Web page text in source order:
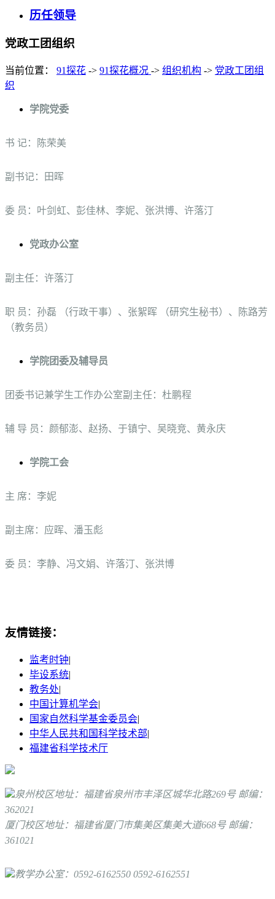
历任领导
党政工团组织
当前位置： 91探花 -> 91探花概况 -> 组织机构 -> 党政工团组
织
学院党委
书 记：陈荣美
副书记：田晖
委 员：叶剑虹、彭佳林、李妮、张洪博、许落汀
党政办公室
副主任：许落汀
职 员：孙磊 （行政干事）、张絮晖 （研究生秘书）、陈路芳
（教务员）
学院团委及辅导员
团委书记兼学生工作办公室副主任：杜鹏程
辅 导 员：颜郁澎、赵扬、于镇宁、吴晓竞、黄永庆
学院工会
主 席：李妮
副主席：应晖、潘玉彪
委 员：李静、冯文娟、许落汀、张洪博
友情链接：
监考时钟|
毕设系统|
教务处|
中国计算机学会|
国家自然科学基金委员会|
中华人民共和国科学技术部|
福建省科学技术厅
泉州校区地址：福建省泉州市丰泽区城华北路269号 邮编：
362021
厦门校区地址：福建省厦门市集美区集美大道668号 邮编：
361021
教学办公室：0592-6162550 0592-6162551